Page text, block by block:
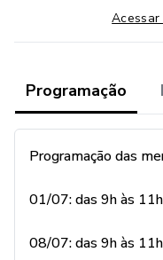
Vendedores de
Como será?
Serão 3 sessões, de 2
Carga horária total de 6
Programação
Programação das
01/07: das 9h às 11h
08/07: das 9h às 11h